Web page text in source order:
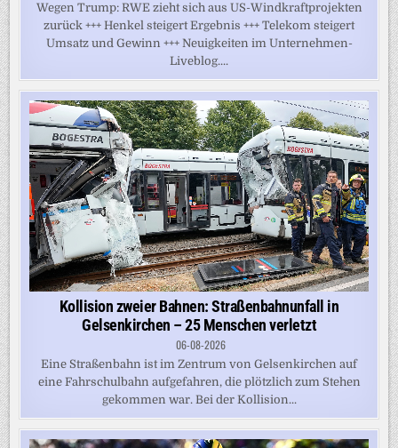
Wegen Trump: RWE zieht sich aus US-Windkraftprojekten
zurück +++ Henkel steigert Ergebnis +++ Telekom steigert
Umsatz und Gewinn +++ Neuigkeiten im Unternehmen-
Liveblog....
Kollision zweier Bahnen: Straßenbahnunfall in
Gelsenkirchen – 25 Menschen verletzt
06-08-2026
Eine Straßenbahn ist im Zentrum von Gelsenkirchen auf
eine Fahrschulbahn aufgefahren, die plötzlich zum Stehen
gekommen war. Bei der Kollision...